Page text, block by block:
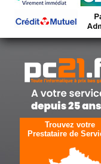
Trouvez votre
Prestataire de